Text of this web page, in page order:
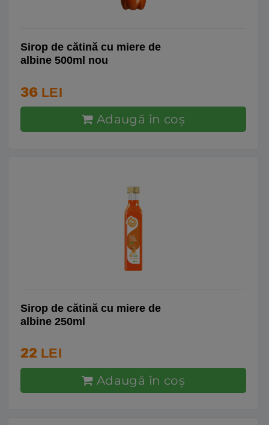
Sirop de cătină cu miere de
albine 500ml nou
36 LEI
Adaugă în coş
Sirop de cătină cu miere de
albine 250ml
22 LEI
Adaugă în coş